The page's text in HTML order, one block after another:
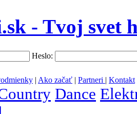
- Tvoj svet
Heslo:
| Ako začať | Partneri | Kontakt
Dance